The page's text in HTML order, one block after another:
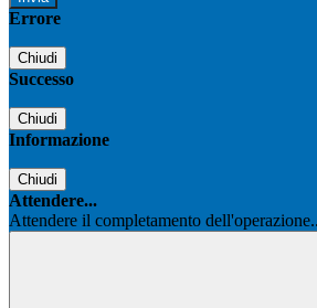
Errore
Chiudi
Successo
Chiudi
Informazione
Chiudi
Attendere...
Attendere il completamento